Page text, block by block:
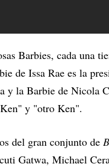
Barbies, cada una
de Issa Rae es la
y la Barbie de Nicola
y "otro Ken".
del gran conjunto de
Gatwa, Michael